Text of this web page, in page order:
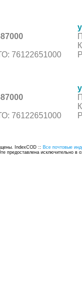
76122651000
76122651000
IndexCOD :: Все почтовые
предоставлена исключительно в